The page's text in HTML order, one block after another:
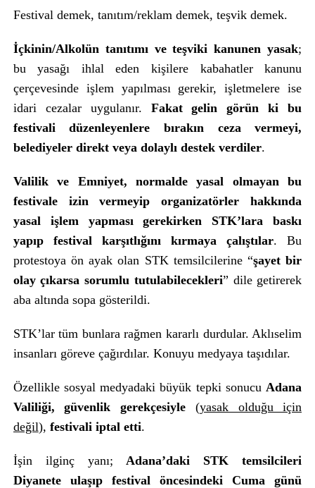
Festival demek, tanıtım/reklam demek, teşvik demek.
İçkinin/Alkolün tanıtımı ve teşviki kanunen yasak;
bu yasağı ihlal eden kişilere kabahatler kanunu
çerçevesinde işlem yapılması gerekir, işletmelere ise
idari cezalar uygulanır. Fakat gelin görün ki bu
festivali düzenleyenlere bırakın ceza vermeyi,
belediyeler direkt veya dolaylı destek verdiler.
Valilik ve Emniyet, normalde yasal olmayan bu
festivale izin vermeyip organizatörler hakkında
yasal işlem yapması gerekirken STK’lara baskı
yapıp festival karşıtlığını kırmaya çalıştılar. Bu
protestoya ön ayak olan STK temsilcilerine “şayet bir
olay çıkarsa sorumlu tutulabilecekleri” dile getirerek
aba altında sopa gösterildi.
STK’lar tüm bunlara rağmen kararlı durdular. Aklıselim
insanları göreve çağırdılar. Konuyu medyaya taşıdılar.
Özellikle sosyal medyadaki büyük tepki sonucuAdana
Valiliği, güvenlik gerekçesiyle (yasak olduğu için
değil), festivali iptal etti.
İşin ilginç yanı;Adana’daki STK temsilcileri
Diyanete ulaşıp festival öncesindeki Cuma günü